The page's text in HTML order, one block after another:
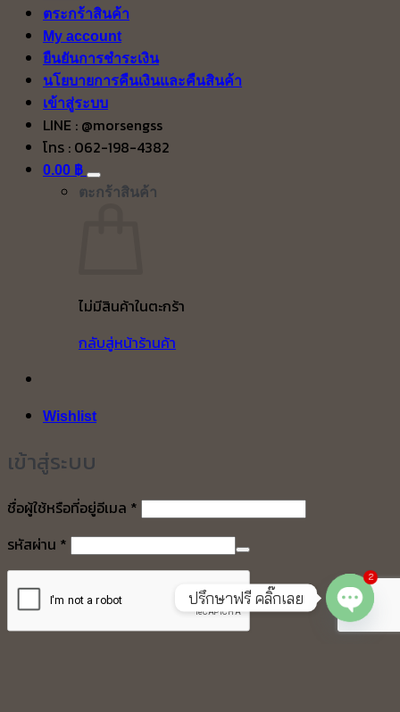
ตระกร้าสินค้า
My account
ยืนยันการชำระเงิน
นโยบายการคืนเงินและคืนสินค้า
เข้าสู่ระบบ
LINE : @morsengss
โทร : 062-198-4382
0.00 ฿
ตะกร้าสินค้า
ไม่มีสินค้าในตะกร้า
กลับสู่หน้าร้านค้า
Wishlist
เข้าสู่ระบบ
ชื่อผู้ใช้หรือที่อยู่อีเมล * ต้องการ
รหัสผ่าน * ต้องการ
ปรึกษาฟรี คลิ๊กเลย
O
p
e
n
c
h
at